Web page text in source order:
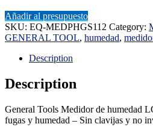
Añadir al presupuesto
SKU: EQ-MEDPHGS112 Category:
GENERAL TOOL, humedad,
Description
Description
General Tools Medidor de humedad
fugas y humedad – Sin clavijas y no